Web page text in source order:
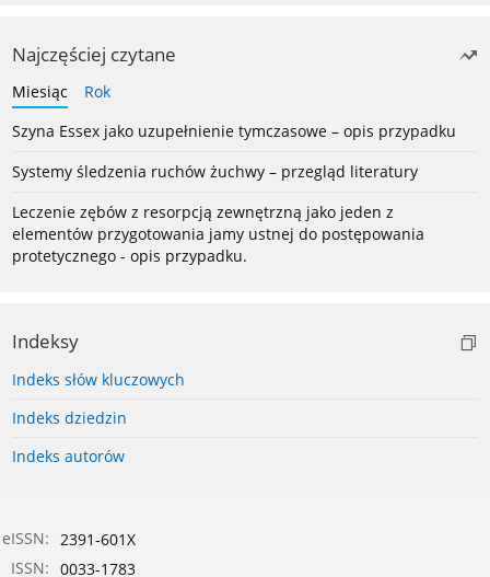
Najczęściej czytane
Miesiąc
Rok
Szyna Essex jako uzupełnienie tymczasowe – opis przypadku
Systemy śledzenia ruchów żuchwy – przegląd literatury
Leczenie zębów z resorpcją zewnętrzną jako jeden z
elementów przygotowania jamy ustnej do postępowania
protetycznego - opis przypadku.
Indeksy
Indeks słów kluczowych
Indeks dziedzin
Indeks autorów
eISSN: 2391-601X
ISSN: 0033-1783